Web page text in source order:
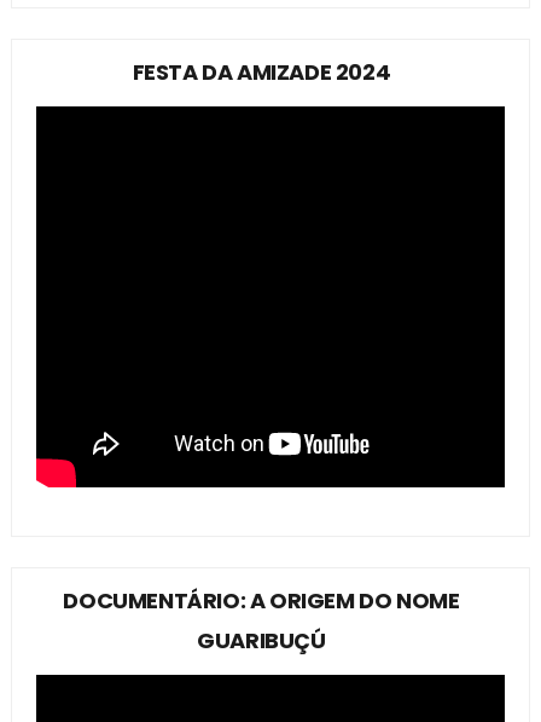
FESTA DA AMIZADE 2024
DOCUMENTÁRIO: A ORIGEM DO NOME
GUARIBUÇÚ